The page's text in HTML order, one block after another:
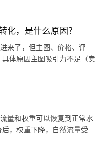
化，是什么原因？
来了，但主图、价格、评
体原因主图吸引力不足（卖
量和权重可以恢复到正常水
，权重下降，自然流量受